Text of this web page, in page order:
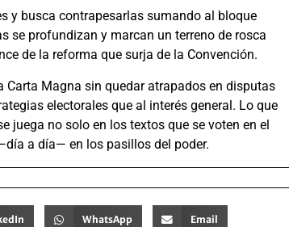
y busca contrapesarlas sumando al bloque
se profundizan y marcan un terreno de rosca
de la reforma que surja de la Convención.
Magna sin quedar atrapados en disputas
electorales que al interés general. Lo que
juega no solo en los textos que se voten en el
a día— en los pasillos del poder.
WhatsApp Email